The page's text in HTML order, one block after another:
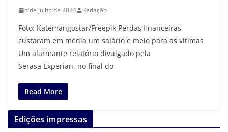
5 de julho de 2024 Redação
Foto: Katemangostar/Freepik Perdas financeiras
custaram em média um salário e meio para as vítimas
Um alarmante relatório divulgado pela
Serasa Experian, no final do
Read More
Edições impressas